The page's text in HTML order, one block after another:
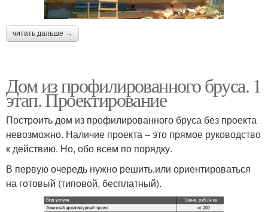
читать дальше →
Дом из профилированного бруса. 1
этап. Проектирование
Построить дом из профилированного бруса без проекта
невозможно. Наличие проекта – это прямое руководство
к действию. Но, обо всем по порядку.
В первую очередь нужно решить,или ориентироваться
на готовый (типовой, бесплатный).